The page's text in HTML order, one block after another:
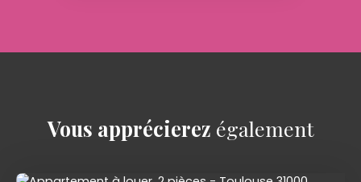
Vous apprécierez également